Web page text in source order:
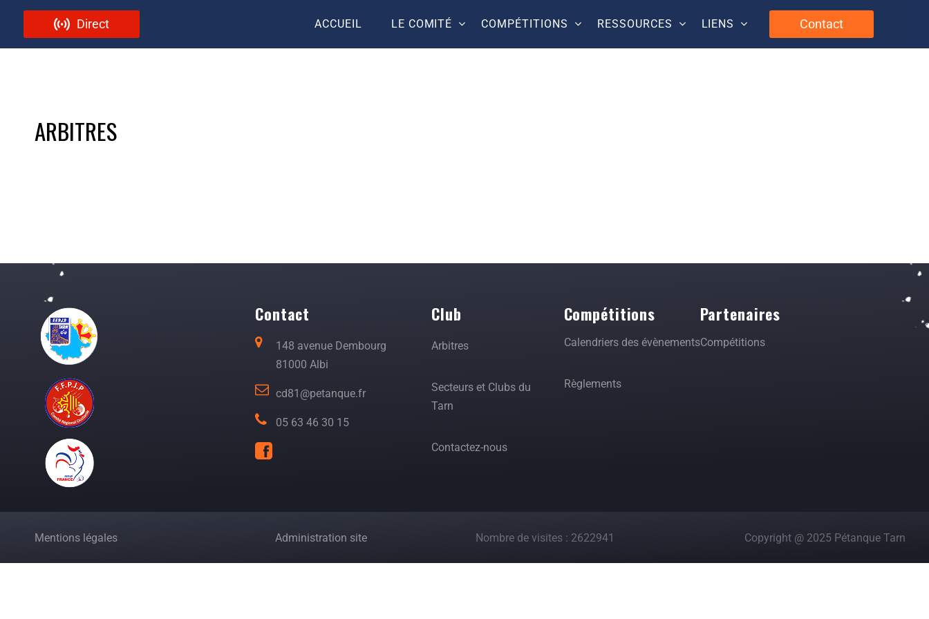
Direct ACCUEIL LE COMITÉ COMPÉTITIONS RESSOURCES LIENS Contact
ARBITRES
Contact
148 avenue Dembourg
81000 Albi
cd81@petanque.fr
05 63 46 30 15
Club
Arbitres
Secteurs et Clubs du
Tarn
Contactez-nous
Compétitions
Calendriers des évènements
Règlements
Partenaires
Compétitions
Mentions légales Administration site Nombre de visites : 2622941 Copyright @ 2025 Pétanque Tarn